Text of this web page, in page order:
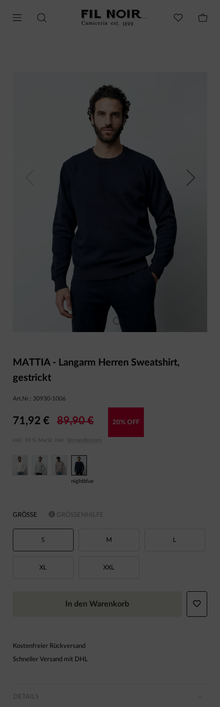
Next
MATTIA - Langarm Herren Sweatshirt,
gestrickt
Art.Nr.: 30930-1006
71,92 € 89,90 € 20% OFF
inkl. 19 % MwSt. inkl. Versandkosten
nightblue
GRÖSSE GRÖSSENHILFE
S M L
XL XXL
In den Warenkorb
Kostenfreier Rückversand
Schneller Versand mit DHL
DETAILS